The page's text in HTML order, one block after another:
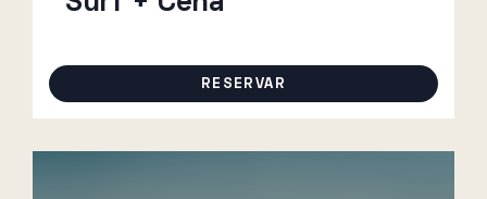
RESERVAR